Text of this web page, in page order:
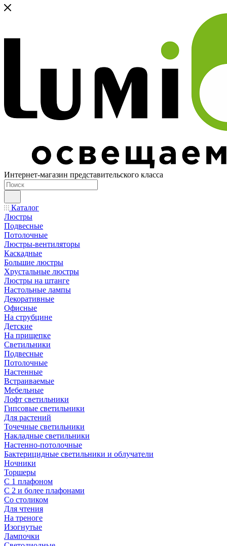
Интернет-магазин представительского класса
Каталог
Люстры
Подвесные
Потолочные
Люстры-вентиляторы
Каскадные
Большие люстры
Хрустальные люстры
Люстры на штанге
Настольные лампы
Декоративные
Офисные
На струбцине
Детские
На прищепке
Светильники
Подвесные
Потолочные
Настенные
Встраиваемые
Мебельные
Лофт светильники
Гипсовые светильники
Для растений
Точечные светильники
Накладные светильники
Настенно-потолочные
Бактерицидные светильники и облучатели
Ночники
Торшеры
С 1 плафоном
С 2 и более плафонами
Со столиком
Для чтения
На треноге
Изогнутые
Лампочки